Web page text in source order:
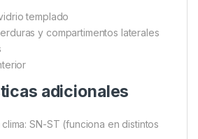
templado
y compartimentos laterales
adicionales
SN-ST (funciona en distintos